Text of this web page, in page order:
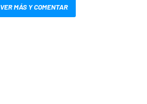
VER MÁS Y COMENTAR